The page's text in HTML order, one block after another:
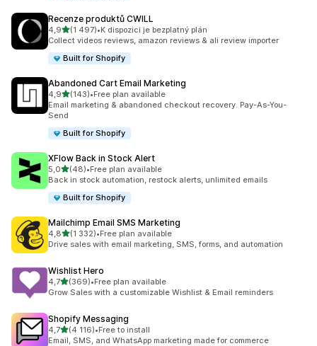
Recenze produktů CWILL
4,9z 5 hvězd
(1 497)
Celkový počet recenzí: 1497
•K dispozici je bezplatný plán
Collect videos reviews, amazon reviews & ali review importer
Built for Shopify
Abandoned Cart Email Marketing
4,9z 5 hvězd
(143)
Celkový počet recenzí: 143
•Free plan available
Email marketing & abandoned checkout recovery. Pay-As-You-
Send
Built for Shopify
XFlow Back in Stock Alert
5,0z 5 hvězd
(48)
Celkový počet recenzí: 48
•Free plan available
Back in stock automation, restock alerts, unlimited emails
Built for Shopify
Mailchimp Email SMS Marketing
4,8z 5 hvězd
(1 332)
Celkový počet recenzí: 1332
•Free plan available
Drive sales with email marketing, SMS, forms, and automation
Wishlist Hero
4,7z 5 hvězd
(369)
Celkový počet recenzí: 369
•Free plan available
Grow Sales with a customizable Wishlist & Email reminders
Shopify Messaging
4,7z 5 hvězd
(4 116)
Celkový počet recenzí: 4116
•Free to install
Email, SMS, and WhatsApp marketing made for commerce